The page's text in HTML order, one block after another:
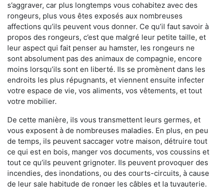
s’aggraver, car plus longtemps vous cohabitez avec des
rongeurs, plus vous êtes exposés aux nombreuses
affections qu’ils peuvent vous donner. Ce qu’il faut savoir à
propos des rongeurs, c’est que malgré leur petite taille, et
leur aspect qui fait penser au hamster, les rongeurs ne
sont absolument pas des animaux de compagnie, encore
moins lorsqu’ils sont en liberté. Ils se promènent dans les
endroits les plus répugnants, et viennent ensuite infecter
votre espace de vie, vos aliments, vos vêtements, et tout
votre mobilier.
De cette manière, ils vous transmettent leurs germes, et
vous exposent à de nombreuses maladies. En plus, en peu
de temps, ils peuvent saccager votre maison, détruire tout
ce qui est en bois, manger vos documents, vos coussins et
tout ce qu’ils peuvent grignoter. Ils peuvent provoquer des
incendies, des inondations, ou des courts-circuits, à cause
de leur sale habitude de ronger les câbles et la tuyauterie.